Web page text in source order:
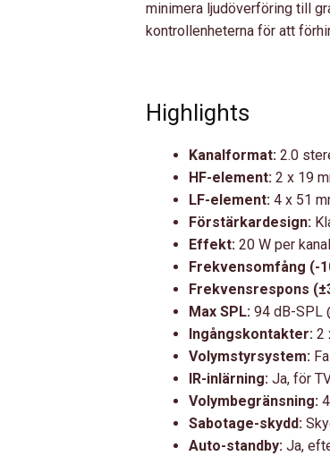
minimera ljudöverföring till
kontrollenheterna för att
Highlights
Kanalformat:2.0
HF-element:2 x 19
LF-element: 4 x 51
Förstärkardesign:
Effekt:20 W per kanal
Frekvensomfång (-
Frekvensrespons
Max SPL:94 dB-SPL
Ingångskontakter:2
Volymstyrsystem:
IR-inlärning:Ja, för
Volymbegränsning:
Sabotage-skydd:
Auto-standby:Ja,